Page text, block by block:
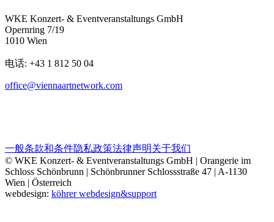
WKE Konzert- & Eventveranstaltungs GmbH
Opernring 7/19
1010 Wien
电话: +43 1 812 50 04
office@viennaartnetwork.com
一般条款和条件隐私政策法律声明关于我们
© WKE Konzert- & Eventveranstaltungs GmbH | Orangerie im
Schloss Schönbrunn | Schönbrunner Schlossstraße 47 | A-1130
Wien | Österreich
webdesign: köhrer webdesign&support